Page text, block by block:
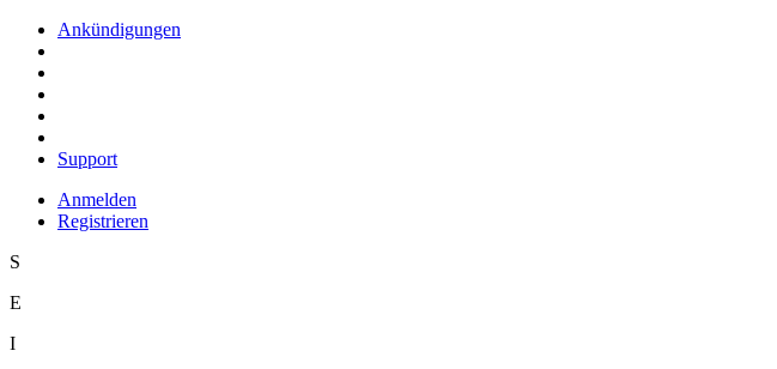
Ankündigungen
Support
Anmelden
Registrieren
S
E
I